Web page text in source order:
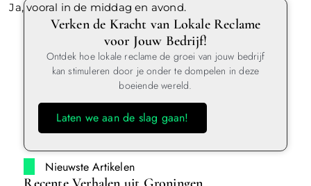
Ja, vooral in de middag en avond.
Verken de Kracht van Lokale Reclame
voor Jouw Bedrijf!
Ontdek hoe lokale reclame de groei van jouw bedrijf
kan stimuleren door je onder te dompelen in deze
boeiende wereld.
Laten we aan de slag gaan!
Nieuwste Artikelen